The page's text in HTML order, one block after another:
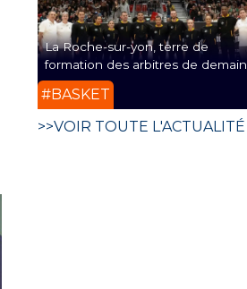
La Roche-sur-yon, terre de
formation des arbitres de demain
#BASKET
>>VOIR TOUTE L'ACTUALITÉ